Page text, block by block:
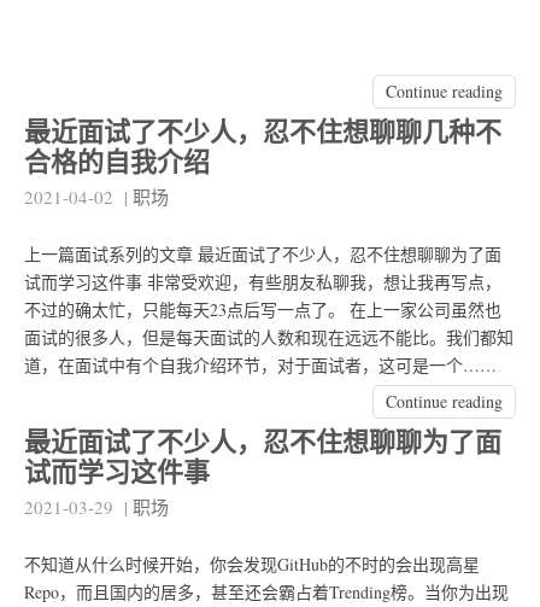
Continue reading
最近面试了不少人，忍不住想聊聊几种不
合格的自我介绍
2021-04-02 | 职场
上一篇面试系列的文章 最近面试了不少人，忍不住想聊聊为了面
试而学习这件事 非常受欢迎，有些朋友私聊我，想让我再写点，
不过的确太忙，只能每天23点后写一点了。 在上一家公司虽然也
面试的很多人，但是每天面试的人数和现在远远不能比。我们都知
道，在面试中有个自我介绍环节，对于面试者，这可是一个……
Continue reading
最近面试了不少人，忍不住想聊聊为了面
试而学习这件事
2021-03-29 | 职场
不知道从什么时候开始，你会发现GitHub的不时的会出现高星
Repo，而且国内的居多，甚至还会霸占着Trending榜。当你为出现